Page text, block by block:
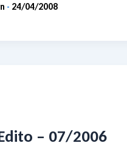
- 24/04/2008
– 07/2006